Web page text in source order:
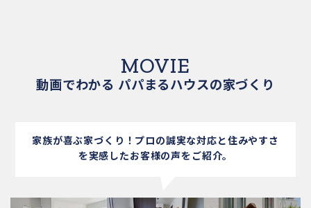
MOVIE
動画でわかる パパまるハウスの家づくり
家族が喜ぶ家づくり！プロの誠実な対応と住みやすさ
を実感したお客様の声をご紹介。